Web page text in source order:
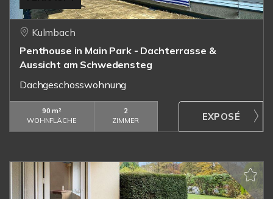
Kulmbach
Penthouse in Main Park - Dachterrasse &
Aussicht am Schwedensteg
Dachgeschosswohnung
90 m²
WOHNFLÄCHE
2
ZIMMER